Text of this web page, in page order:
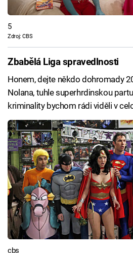
5
Zdroj: CBS
Zbabělá Liga spravedlnosti
Honem, dejte někdo dohromady
Nolana, tuhle superhrdinskou
kriminality bychom rádi viděli v
cbs